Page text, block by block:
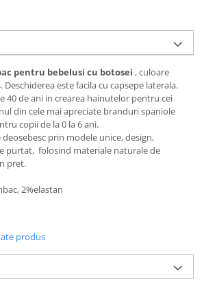
plaja
salopete
lunga
scurta
Pantalon
lunga
pentru bebelusi cu botosei , culoare
este facila cu capsepe laterala.
40 de ani in crearea hainutelor pentru cei
din cele mai apreciate branduri spaniole
copii de la 0 la 6 ani.
prin modele unice, design,
purtat, folosind materiale naturale de
pret.
2%elastan
produs